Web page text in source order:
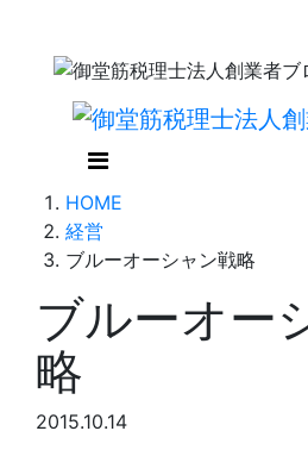
HOME
経営
ブルーオーシャン戦略
ブルーオー
略
2015.10.14